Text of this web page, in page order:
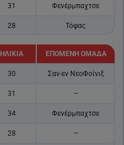
31 Φενέρμπαχτσε
28 Τόφας
ΗΛΙΚΙΑ ΕΠΟΜΕΝΗ ΟΜΑΔΑ
30 Σαν-εν ΝεοΦοίνιξ
31 –
34 Φενέρμπαχτσε
28 –